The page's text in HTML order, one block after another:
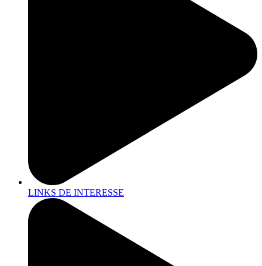
LINKS DE INTERESSE